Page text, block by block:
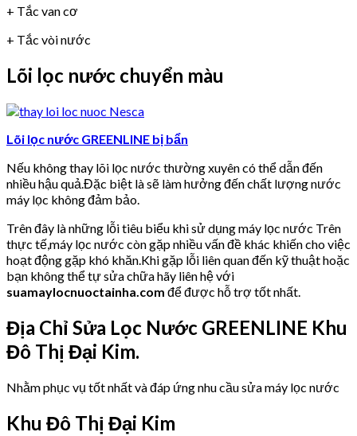
+ Tắc van cơ
+ Tắc vòi nước
Lõi lọc nước chuyển màu
Lõi lọc nước GREENLINE bị bẩn
Nếu không thay lõi lọc nước thường xuyên có thể dẫn đến
nhiều hậu quả.Đặc biệt là sẽ làm hưởng đến chất lượng nước
máy lọc không đảm bảo.
Trên đây là những lỗi tiêu biểu khi sử dụng máy lọc nước Trên
thực tế,máy lọc nước còn gặp nhiều vấn đề khác khiến cho việc
hoạt động gặp khó khăn.Khi gặp lỗi liên quan đến kỹ thuật hoặc
bạn không thể tự sửa chữa hãy liên hệ với
suamaylocnuoctainha.com để được hỗ trợ tốt nhất.
Địa Chỉ Sửa Lọc Nước GREENLINE Khu
Đô Thị Đại Kim.
Nhằm phục vụ tốt nhất và đáp ứng nhu cầu sửa máy lọc nước
Khu Đô Thị Đại Kim